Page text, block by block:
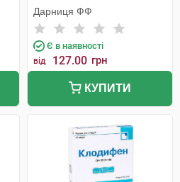
Дарниця ФФ
Є в наявності
від 127.00 грн
КУПИТИ